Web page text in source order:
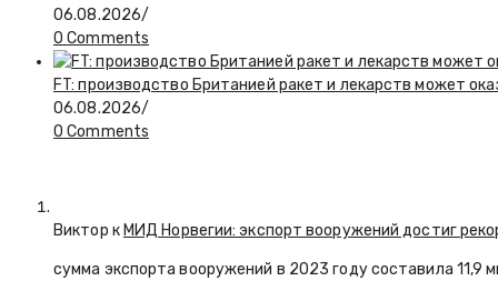
06.08.2026/
0 Comments
FT: производство Британией ракет и лекарств может
06.08.2026/
0 Comments
Виктор кМИД Норвегии: экспорт вооружений достиг
сумма экспорта вооружений в 2023 году составила 11,9